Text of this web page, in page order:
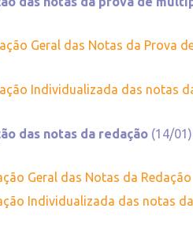
Geral das Notas da Prova
Individualizada das notas
das notas da redação (14/
Geral das Notas da Redação
Individualizada das notas